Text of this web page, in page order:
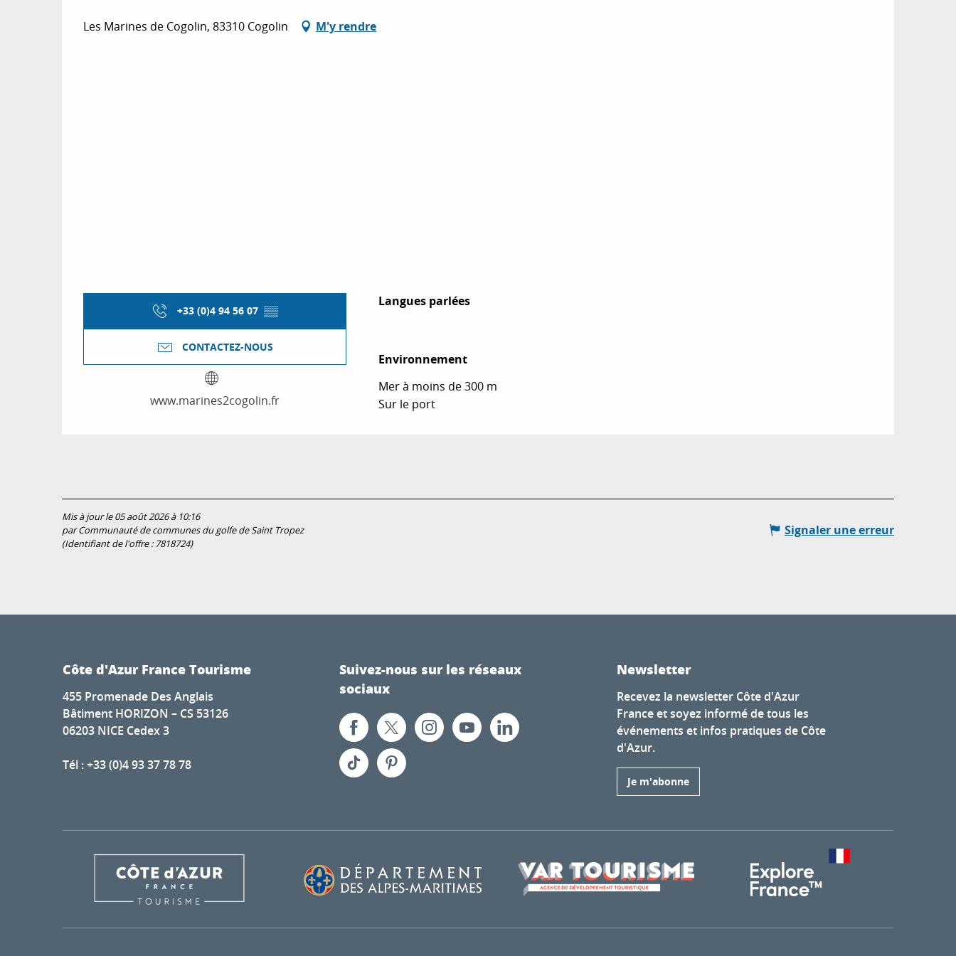
Les Marines de Cogolin, 83310 Cogolin M'y rendre
+33 (0)4 94 56 07 ▒▒
CONTACTEZ-NOUS
www.marines2cogolin.fr
Langues parlées
Langues parlées
Environnement
Environnement
Mer à moins de 300 m
Sur le port
Mis à jour le 05 août 2026 à 10:16
par Communauté de communes du golfe de Saint Tropez
(Identifiant de l'offre : 7818724)
Signaler une erreur
Côte d'Azur France Tourisme
455 Promenade Des Anglais
Bâtiment HORIZON – CS 53126
06203 NICE Cedex 3
Tél : +33 (0)4 93 37 78 78
Suivez-nous sur les réseaux
sociaux
Newsletter
Recevez la newsletter Côte d'Azur
France et soyez informé de tous les
événements et infos pratiques de Côte
d'Azur.
Je m'abonne